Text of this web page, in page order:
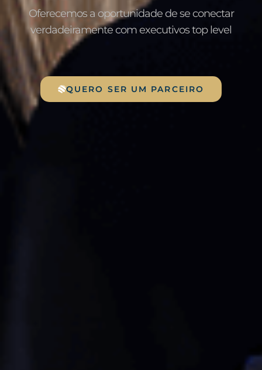
Oferecemos a oportunidade de se conectar
verdadeiramente com executivos top level
QUERO SER UM PARCEIRO